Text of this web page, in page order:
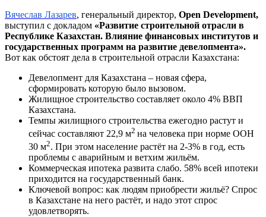
Вячеслав Лазарев, генеральный директор, Open Development,
выступил с докладом «Развитие строительной отрасли в
Республике Казахстан. Влияние финансовых институтов и
государственных программ на развитие девелопмента».
Вот как обстоят дела в строительной отрасли Казахстана:
Девелопмент для Казахстана – новая сфера,
сформировать которую было вызовом.
Жилищное строительство составляет около 4% ВВП
Казахстана.
Темпы жилищного строительства ежегодно растут и
сейчас составляют 22,9 м2 на человека при норме ООН
30 м2. При этом население растёт на 2-3% в год, есть
проблемы с аварийным и ветхим жильём.
Коммерческая ипотека развита слабо. 58% всей ипотеки
приходится на государственный банк.
Ключевой вопрос: как людям приобрести жильё? Спрос
в Казахстане на него растёт, и надо этот спрос
удовлетворять.